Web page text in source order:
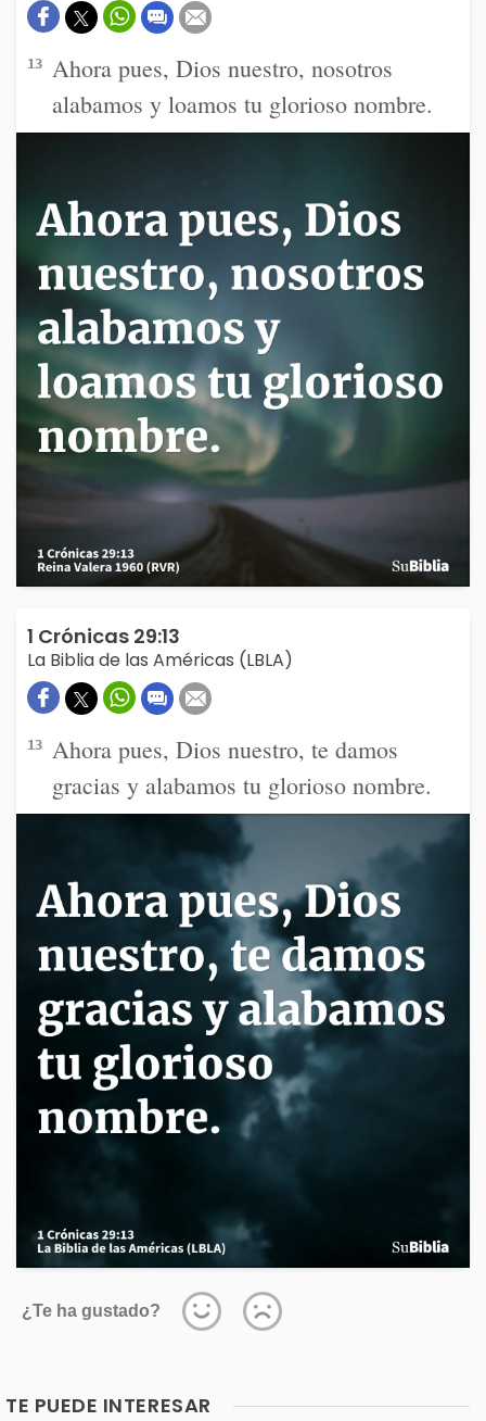
13 Ahora pues, Dios nuestro, nosotros
alabamos y loamos tu glorioso nombre.
1 Crónicas 29:13
La Biblia de las Américas (LBLA)
13 Ahora pues, Dios nuestro, te damos
gracias y alabamos tu glorioso nombre.
¿Te ha gustado?
TE PUEDE INTERESAR